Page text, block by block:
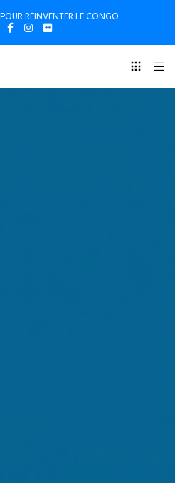
REINVENTER LE CONGO